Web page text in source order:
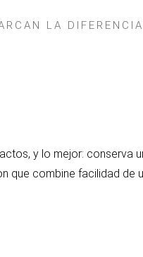
LA DIFERENCIA
y lo mejor: conserva
que combine facilidad de